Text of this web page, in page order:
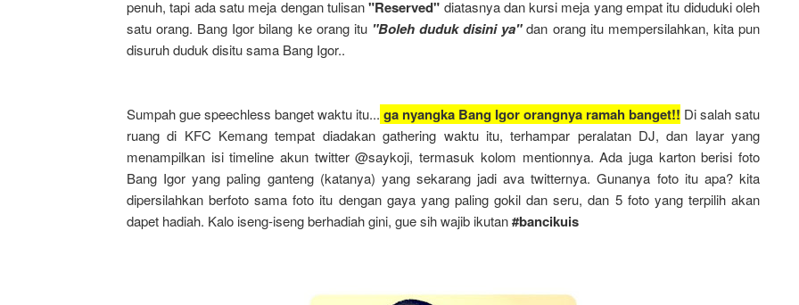
penuh, tapi ada satu meja dengan tulisan"Reserved" diatasnya dan kursi meja yang empat itu diduduki oleh
satu orang. Bang Igor bilang ke orang itu "Boleh duduk disini ya"dan orang itu mempersilahkan, kita pun
disuruh duduk disitu sama Bang Igor..
Sumpah gue speechless banget waktu itu... ga nyangka Bang Igor orangnya ramah banget!! Di salah satu
ruang di KFC Kemang tempat diadakan gathering waktu itu, terhampar peralatan DJ, dan layar yang
menampilkan isi timeline akun twitter @saykoji, termasuk kolom mentionnya. Ada juga karton berisi foto
Bang Igor yang paling ganteng (katanya) yang sekarang jadi ava twitternya. Gunanya foto itu apa? kita
dipersilahkan berfoto sama foto itu dengan gaya yang paling gokil dan seru, dan 5 foto yang terpilih akan
dapet hadiah. Kalo iseng-iseng berhadiah gini, gue sih wajib ikutan#bancikuis